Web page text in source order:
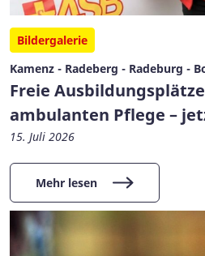
Bildergalerie
Kamenz - Radeberg - Radeburg -
Freie
ambulanten Pflege –
15. Juli 2026
Mehr lesen